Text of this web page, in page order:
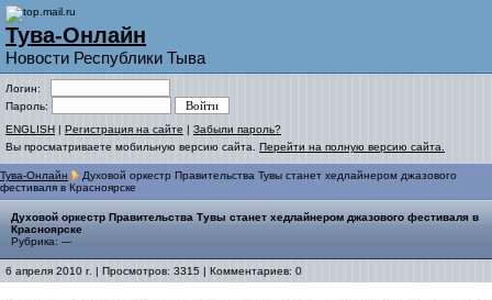
Тува-Онлайн
Новости Республики Тыва
Логин:
Пароль:
ENGLISH | Регистрация на сайте | Забыли пароль?
Вы просматриваете мобильную версию сайта. Перейти на полную версию сайта.
Тува-Онлайн
Духовой оркестр Правительства Тувы станет хедлайнером джазового
фестиваля в Красноярске
Духовой оркестр Правительства Тувы станет хедлайнером джазового фестиваля в
Красноярске
Рубрика: ---
6 апреля 2010 г. | Просмотров: 3315 | Комментариев: 0